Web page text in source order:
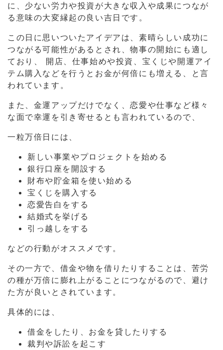
に、少ない労力や投資が大きな収入や成果につなが
る意味の大変縁起の良い吉日です。
この日に思いついたアイデアは、素晴らしい成功に
つながる可能性があるとされ、物事の開始にも適し
ており、
開店、仕事始めや投資、宝くじや開運アイ
テム購入などを行うとお金が何倍にも増える、と言
われています。
また、金運アップだけでなく、恋愛や仕事など様々
な面で幸運を引き寄せるとも言われているので、
一粒万倍日には、
新しい事業やプロジェクトを始める
銀行口座を開設する
財布や貯金箱を使い始める
宝くじを購入する
恋愛告白をする
結婚式を挙げる
引っ越しをする
などの行動がオススメです。
その一方で、借金や物を借りたりすることは、苦労
の種が万倍に膨れ上がることにつながるので、避け
た方が良いとされています。
具体的には、
借金をしたり、お金を貸したりする
裁判や訴訟を起こす